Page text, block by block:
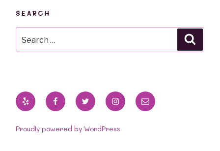
SEARCH
for:
Yelp FacebookTwitterInstagram
Email
Proudly powered by WordPress